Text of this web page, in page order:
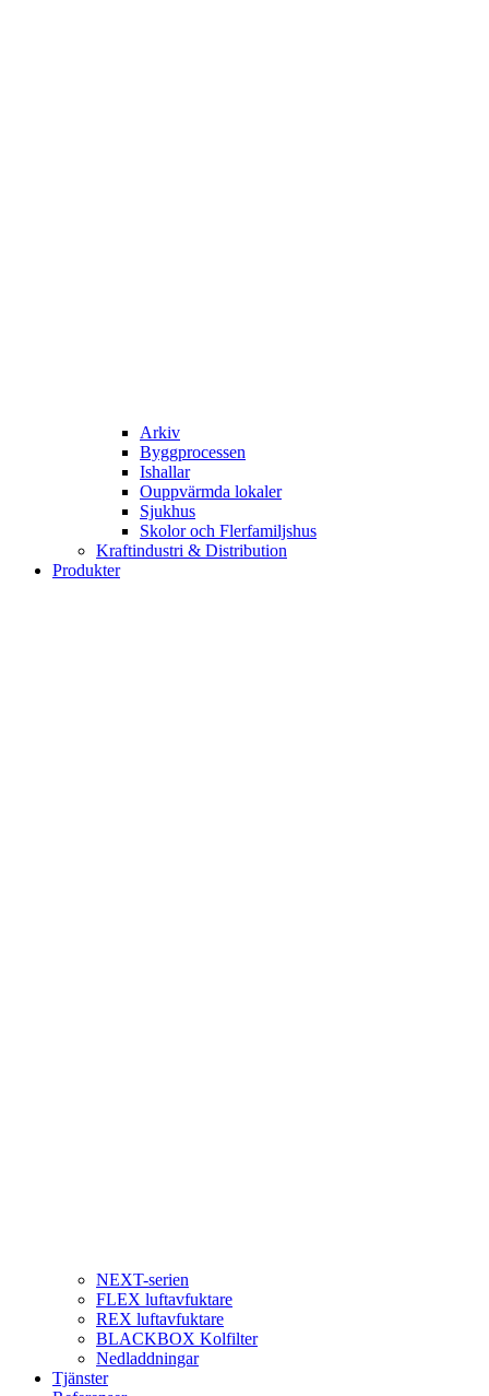
Arkiv
Byggprocessen
Ishallar
Ouppvärmda lokaler
Sjukhus
Skolor och Flerfamiljshus
Kraftindustri & Distribution
Produkter
NEXT-serien
FLEX luftavfuktare
REX luftavfuktare
BLACKBOX Kolfilter
Nedladdningar
Tjänster